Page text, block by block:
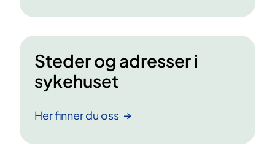
Steder og adresser i
sykehuset
Her finner du oss